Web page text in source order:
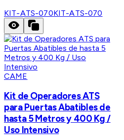
KIT-ATS-070KIT-ATS-070
CAME
Kit de Operadores ATS
para Puertas Abatibles de
hasta 5 Metros y 400 Kg /
Uso Intensivo